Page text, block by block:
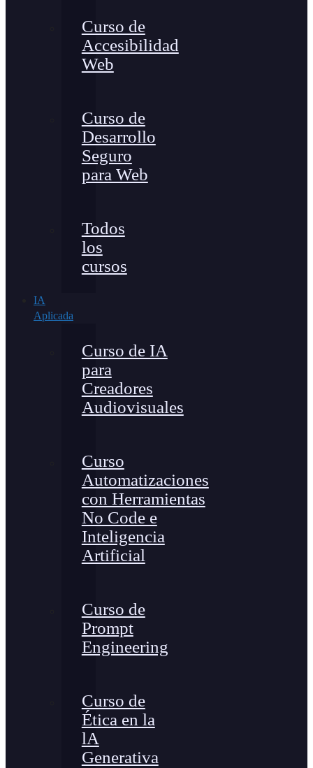
Curso de
Accesibilidad
Web
Curso de
Desarrollo
Seguro
para Web
Todos
los
cursos
IA
Aplicada
Curso de IA
para
Creadores
Audiovisuales
Curso
Automatizaciones
con Herramientas
No Code e
Inteligencia
Artificial
Curso de
Prompt
Engineering
Curso de
Ética en la
lA
Generativa